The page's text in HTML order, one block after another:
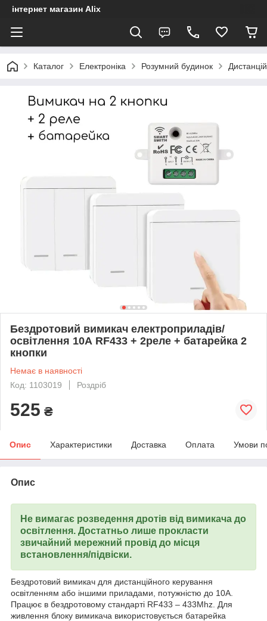
інтернет магазин Alix
Каталог Електроніка Розумний будинок
Бездротовий вимикач електроприладів/
освітлення 10А RF433 + 2реле + батарейка 2
кнопки
Немає в наявності
Код: 1103019
Роздріб
525 ₴
Опис Характеристики Доставка Оплата Умови
Опис
Не вимагає розведення дротів від вимикача до
освітлення. Достатньо лише прокласти
звичайний мережний провід до місця
встановлення/підвіски.
Бездротовий вимикач для дистанційного керування
освітленням або іншими приладами, потужністю до 10А.
Працює в бездротовому стандарті RF433 – 433Mhz. Для
живлення блоку вимикача використовується батарейка